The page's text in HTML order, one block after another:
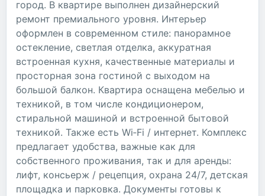
город. В квартире выполнен дизайнерский
ремонт премиального уровня. Интерьер
оформлен в современном стиле: панорамное
остекление, светлая отделка, аккуратная
встроенная кухня, качественные материалы и
просторная зона гостиной с выходом на
большой балкон. Квартира оснащена мебелью и
техникой, в том числе кондиционером,
стиральной машиной и встроенной бытовой
техникой. Также есть Wi‑Fi / интернет. Комплекс
предлагает удобства, важные как для
собственного проживания, так и для аренды:
лифт, консьерж / рецепция, охрана 24/7, детская
площадка и парковка. Документы готовы к